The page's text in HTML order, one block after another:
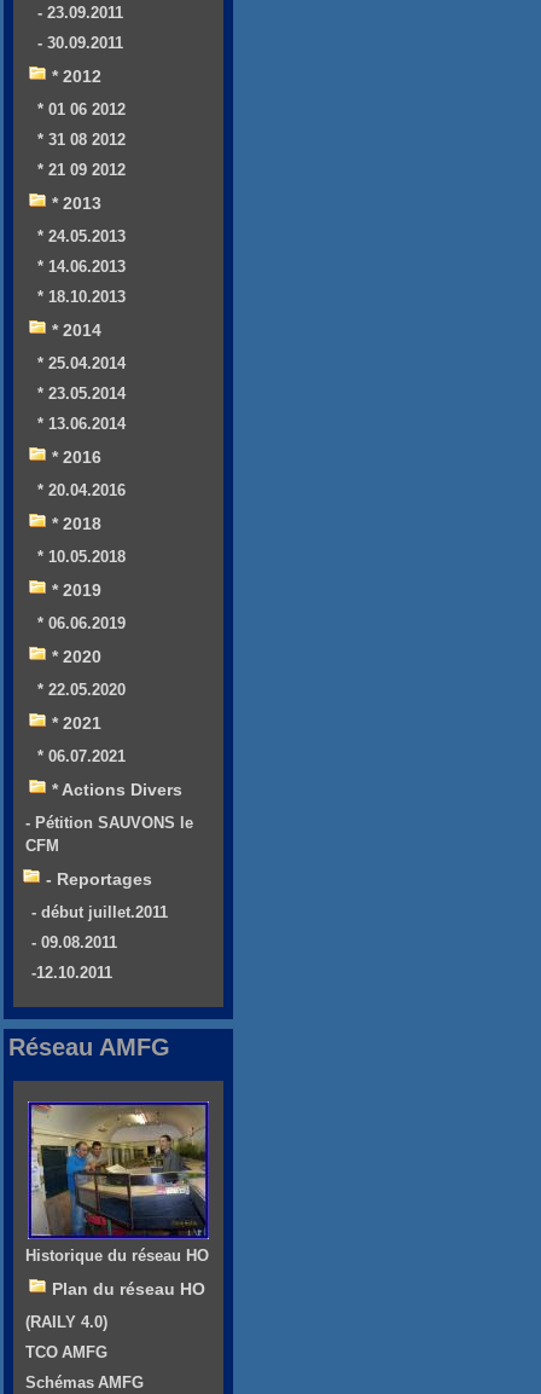
- 23.09.2011
- 30.09.2011
* 2012
* 01 06 2012
* 31 08 2012
* 21 09 2012
* 2013
* 24.05.2013
* 14.06.2013
* 18.10.2013
* 2014
* 25.04.2014
* 23.05.2014
* 13.06.2014
* 2016
* 20.04.2016
* 2018
* 10.05.2018
* 2019
* 06.06.2019
* 2020
* 22.05.2020
* 2021
* 06.07.2021
* Actions Divers
- Pétition SAUVONS le
CFM
- Reportages
- début juillet.2011
- 09.08.2011
-12.10.2011
Réseau AMFG
Historique du réseau HO
Plan du réseau HO
(RAILY 4.0)
TCO AMFG
Schémas AMFG